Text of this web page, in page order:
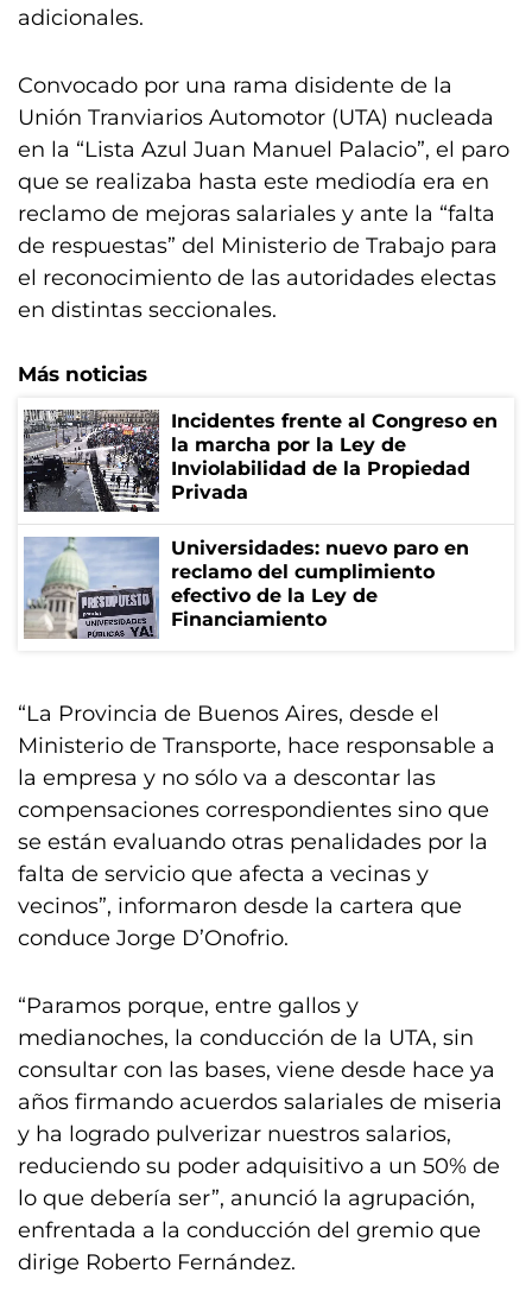
adicionales.
Convocado por una rama disidente de la
Unión Tranviarios Automotor (UTA) nucleada
en la “Lista Azul Juan Manuel Palacio”, el paro
que se realizaba hasta este mediodía era en
reclamo de mejoras salariales y ante la “falta
de respuestas” del Ministerio de Trabajo para
el reconocimiento de las autoridades electas
en distintas seccionales.
Más noticias
Incidentes frente al Congreso en
la marcha por la Ley de
Inviolabilidad de la Propiedad
Privada
Universidades: nuevo paro en
reclamo del cumplimiento
efectivo de la Ley de
Financiamiento
“La Provincia de Buenos Aires, desde el
Ministerio de Transporte, hace responsable a
la empresa y no sólo va a descontar las
compensaciones correspondientes sino que
se están evaluando otras penalidades por la
falta de servicio que afecta a vecinas y
vecinos”, informaron desde la cartera que
conduce Jorge D’Onofrio.
“Paramos porque, entre gallos y
medianoches, la conducción de la UTA, sin
consultar con las bases, viene desde hace ya
años firmando acuerdos salariales de miseria
y ha logrado pulverizar nuestros salarios,
reduciendo su poder adquisitivo a un 50% de
lo que debería ser”, anunció la agrupación,
enfrentada a la conducción del gremio que
dirige Roberto Fernández.